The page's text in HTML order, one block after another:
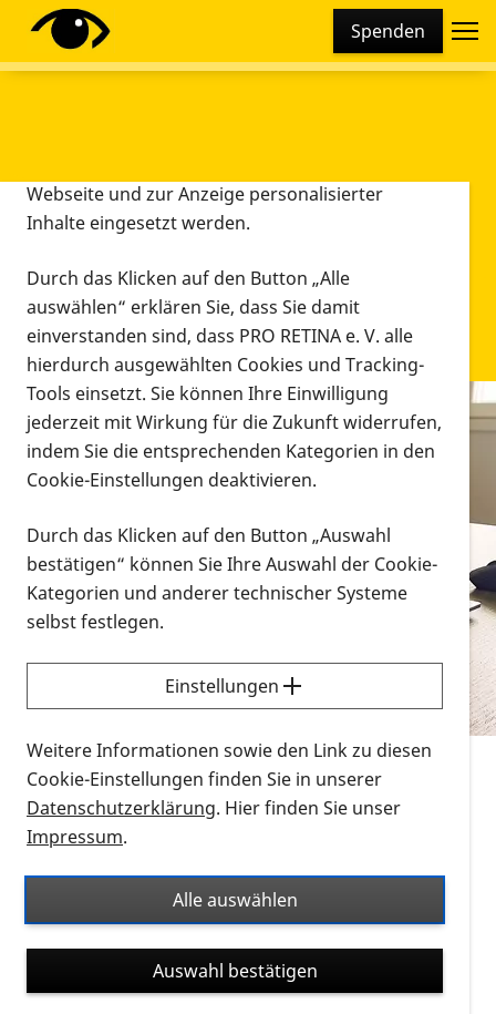
Spenden
Infomaterial
Infomaterial
Vorlesen
Alle Infomaterialien in verschiedenen
Formaten an einem Ort
Sie möchten wissen, wie Sie nach Infonmaterial
suchen und dieses bestellen bzw. herunterladen
können? Schauen Sie sich dieErklärvideos zum
Thema Infomaterial auf der PRO RETINA-Website
für blinde und sehbehinderte Menschen an.
Auf dieser Seite finden Sie sämtliches Infomaterial
Ort. Nutzen Sie den Formatfilter, um ausschließlich
nach Flyern und Broschüren, Audios oder Videos zu
suchen. Die meisten Flyer und Broschüren werden in
verschiedenen Formaten angeboten: zur
postalischen Bestellung als gedruckte Variante
Diese Webseite setzt verschiedene Cookies und
Tracking-Tools ein. Dies beinhaltet Cookies und
Webseite und zur Anzeige personalisierter
Inhalte eingesetzt werden.
Durch das Klicken auf den Button „Alle
auswählen“ erklären Sie, dass Sie damit
einverstanden sind, dass PRO RETINA e. V. alle
hierdurch ausgewählten Cookies und Tracking-
Tools einsetzt. Sie können Ihre Einwilligung
jederzeit mit Wirkung für die Zukunft widerrufen,
indem Sie die entsprechenden Kategorien in den
Cookie-Einstellungen deaktivieren.
Durch das Klicken auf den Button „Auswahl
bestätigen“ können Sie Ihre Auswahl der Cookie-
Kategorien und anderer technischer Systeme
selbst festlegen.
Einstellungen
Weitere Informationen sowie den Link zu diesen
Cookie-Einstellungen finden Sie in unserer
Datenschutzerklärung. Hier finden Sie unser
Impressum.
Alle auswählen
Auswahl bestätigen